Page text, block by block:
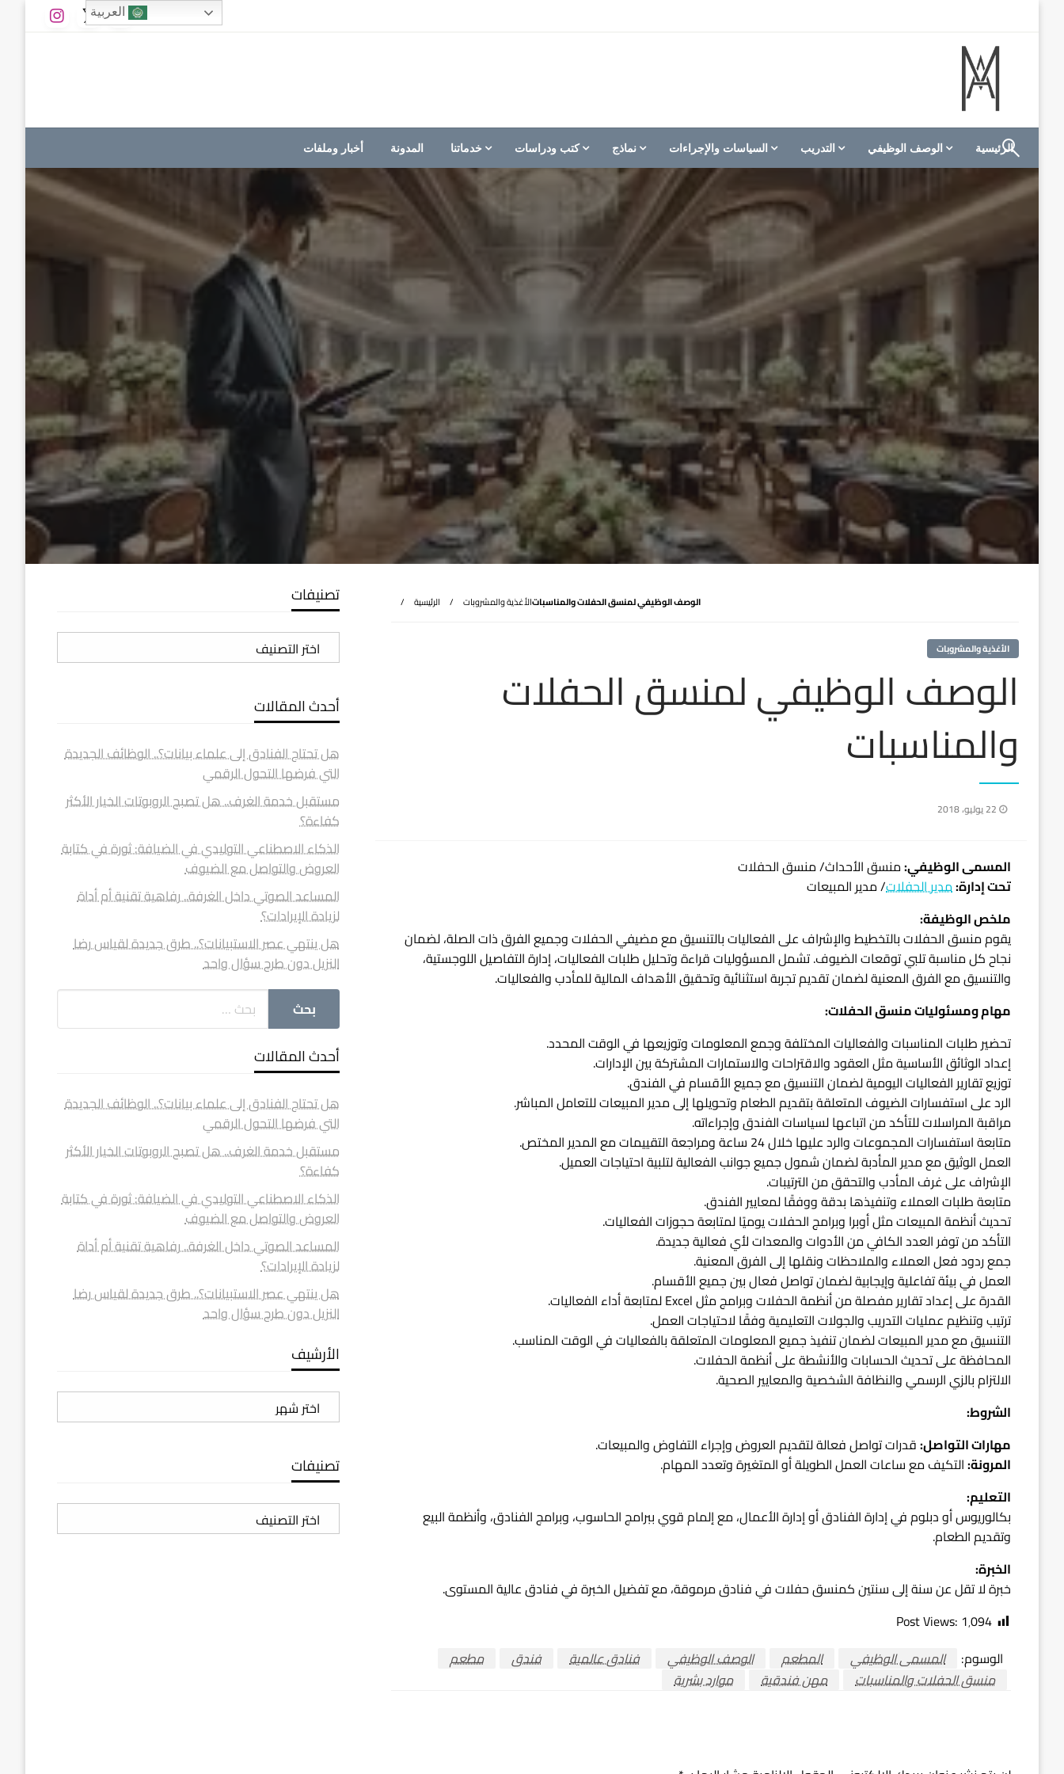
M A hotels | إم ايه هوتيلز
الموقع الأول للعاملين في الفنادق في العالم العربي
الرئيسية الوصف الوظيفي التدريب السياسات والإجراءات نماذج كتب ودراسات خدماتنا المدونة أخبار وملفات
الرئيسية الأغذية والمشروباتالوصف الوظيفي لمنسق الحفلات والمناسبات
الأغذية والمشروبات
الوصف الوظيفي لمنسق الحفلات
والمناسبات
نُشر
22 يوليو، 2018
المسمى الوظيفي:منسق الأحداث/ منسق الحفلات
تحت إدارة:مدير الحفلات/ مدير المبيعات
ملخص الوظيفة:
يقوم منسق الحفلات بالتخطيط والإشراف على الفعاليات بالتنسيق مع مضيفي الحفلات وجميع الفرق ذات الصلة، لضمان
نجاح كل مناسبة تلبي توقعات الضيوف. تشمل المسؤوليات قراءة وتحليل طلبات الفعاليات، إدارة التفاصيل اللوجستية،
والتنسيق مع الفرق المعنية لضمان تقديم تجربة استثنائية وتحقيق الأهداف المالية للمأدب والفعاليات.
مهام ومسئوليات منسق الحفلات:
تحضير طلبات المناسبات والفعاليات المختلفة وجمع المعلومات وتوزيعها في الوقت المحدد.
إعداد الوثائق الأساسية مثل العقود والاقتراحات والاستمارات المشتركة بين الإدارات.
توزيع تقارير الفعاليات اليومية لضمان التنسيق مع جميع الأقسام في الفندق.
الرد على استفسارات الضيوف المتعلقة بتقديم الطعام وتحويلها إلى مدير المبيعات للتعامل المباشر.
مراقبة المراسلات للتأكد من اتباعها لسياسات الفندق وإجراءاته.
متابعة استفسارات المجموعات والرد عليها خلال 24 ساعة ومراجعة التقييمات مع المدير المختص.
العمل الوثيق مع مدير المأدبة لضمان شمول جميع جوانب الفعالية لتلبية احتياجات العميل.
الإشراف على غرف المأدب والتحقق من الترتيبات.
متابعة طلبات العملاء وتنفيذها بدقة ووفقًا لمعايير الفندق.
تحديث أنظمة المبيعات مثل أوبرا وبرامج الحفلات يوميًا لمتابعة حجوزات الفعاليات.
التأكد من توفر العدد الكافي من الأدوات والمعدات لأي فعالية جديدة.
جمع ردود فعل العملاء والملاحظات ونقلها إلى الفرق المعنية.
العمل في بيئة تفاعلية وإيجابية لضمان تواصل فعال بين جميع الأقسام.
القدرة على إعداد تقارير مفصلة من أنظمة الحفلات وبرامج مثل Excel لمتابعة أداء الفعاليات.
ترتيب وتنظيم عمليات التدريب والجولات التعليمية وفقًا لاحتياجات العمل.
التنسيق مع مدير المبيعات لضمان تنفيذ جميع المعلومات المتعلقة بالفعاليات في الوقت المناسب.
المحافظة على تحديث الحسابات والأنشطة على أنظمة الحفلات.
الالتزام بالزي الرسمي والنظافة الشخصية والمعايير الصحية.
الشروط:
مهارات التواصل:قدرات تواصل فعالة لتقديم العروض وإجراء التفاوض والمبيعات.
المرونة:التكيف مع ساعات العمل الطويلة أو المتغيرة وتعدد المهام.
التعليم:
بكالوريوس أو دبلوم في إدارة الفنادق أو إدارة الأعمال، مع إلمام قوي ببرامج الحاسوب، وبرامج الفنادق، وأنظمة البيع
وتقديم الطعام.
الخبرة:
خبرة لا تقل عن سنة إلى سنتين كمنسق حفلات في فنادق مرموقة، مع تفضيل الخبرة في فنادق عالية المستوى.
Post Views: 1٬094
الوسوم:
المسمى الوظيفي المطعم الوصف الوظيفي فنادق عالمية فندق
مطعم
منسق الحفلات والمناسبات
مهن فندقية موارد بشرية
تصنيفات
تصنيفات
أحدث المقالات
هل تحتاج الفنادق إلى علماء بيانات؟.. الوظائف الجديدة
التي فرضها التحول الرقمي
مستقبل خدمة الغرف.. هل تصبح الروبوتات الخيار الأكثر
كفاءة؟
الذكاء الاصطناعي التوليدي في الضيافة: ثورة في كتابة
العروض والتواصل مع الضيوف
المساعد الصوتي داخل الغرفة.. رفاهية تقنية أم أداة
لزيادة الإيرادات؟
هل ينتهي عصر الاستبيانات؟.. طرق جديدة لقياس رضا
النزيل دون طرح سؤال واحد
أحدث المقالات
هل تحتاج الفنادق إلى علماء بيانات؟.. الوظائف الجديدة
التي فرضها التحول الرقمي
مستقبل خدمة الغرف.. هل تصبح الروبوتات الخيار الأكثر
كفاءة؟
الذكاء الاصطناعي التوليدي في الضيافة: ثورة في كتابة
العروض والتواصل مع الضيوف
المساعد الصوتي داخل الغرفة.. رفاهية تقنية أم أداة
لزيادة الإيرادات؟
هل ينتهي عصر الاستبيانات؟.. طرق جديدة لقياس رضا
النزيل دون طرح سؤال واحد
الأرشيف
الأرشيف
تصنيفات
تصنيفات
العربية